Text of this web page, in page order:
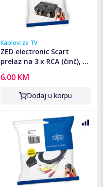
Kablovi za TV
ZED electronic Scart
prelaz na 3 x RCA (činč), sa
6.00 KM
Dodaj u korpu